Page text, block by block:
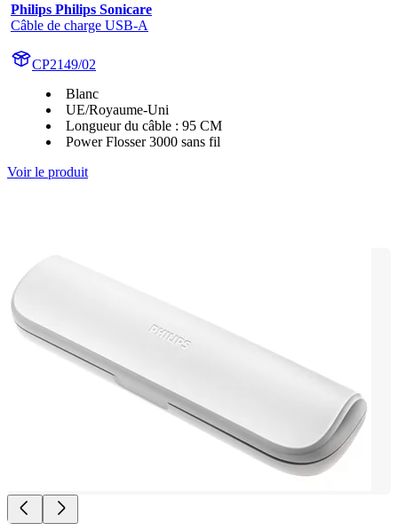
Philips Philips Sonicare
Câble de charge USB-A
CP2149/02
Blanc
UE/Royaume-Uni
Longueur du câble : 95 CM
Power Flosser 3000 sans fil
Voir le produit